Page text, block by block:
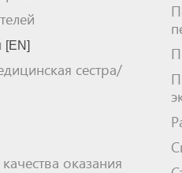
[EN]
сестра/
оказания